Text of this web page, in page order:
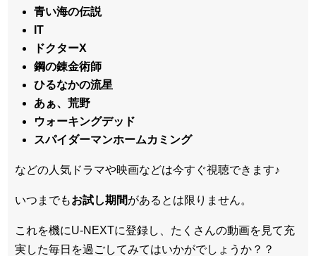
青い海の伝説
IT
ドクターX
鋼の錬金術師
ひるなかの流星
あぁ、荒野
ウォーキングデッド
スパイダーマンホームカミング
などの人気ドラマや映画などは今すぐ視聴できます♪
いつまでもお試し期間があるとは限りません。
これを機にU-NEXTに登録し、たくさんの動画を見て充
実した毎日を過ごしてみてはいかがでしょうか？？